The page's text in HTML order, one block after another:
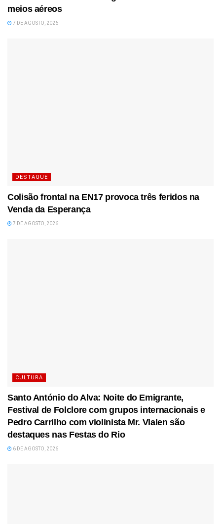
meios aéreos
7 DE AGOSTO, 2026
DESTAQUE
Colisão frontal na EN17 provoca três feridos na
Venda da Esperança
7 DE AGOSTO, 2026
CULTURA
Santo António do Alva: Noite do Emigrante,
Festival de Folclore com grupos internacionais e
Pedro Carrilho com violinista Mr. Vlalen são
destaques nas Festas do Rio
6 DE AGOSTO, 2026